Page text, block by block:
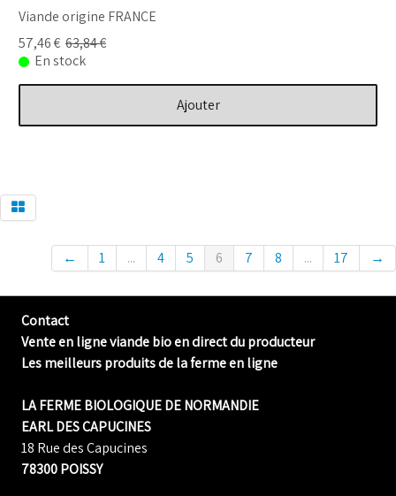
Viande origine FRANCE
57,46 € 63,84 €
En stock
Ajouter
← 1 ... 4 5 6 7 8 ... 17 →
Contact
Vente en ligne viande bio en direct du producteur
Les meilleurs produits de la ferme en ligne
LA FERME BIOLOGIQUE DE NORMANDIE
EARL DES CAPUCINES
18 Rue des Capucines
78300 POISSY